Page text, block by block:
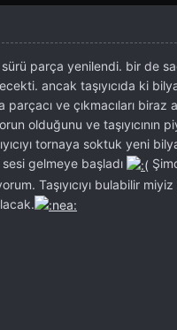
parça yenilendi. bir de
ancak taşıyıcıda ki bilya
ve çıkmacıları biraz
olduğunu ve taşıyıcının
tornaya soktuk yeni
gelmeye başladı
Taşıyıcıyı bulabilir